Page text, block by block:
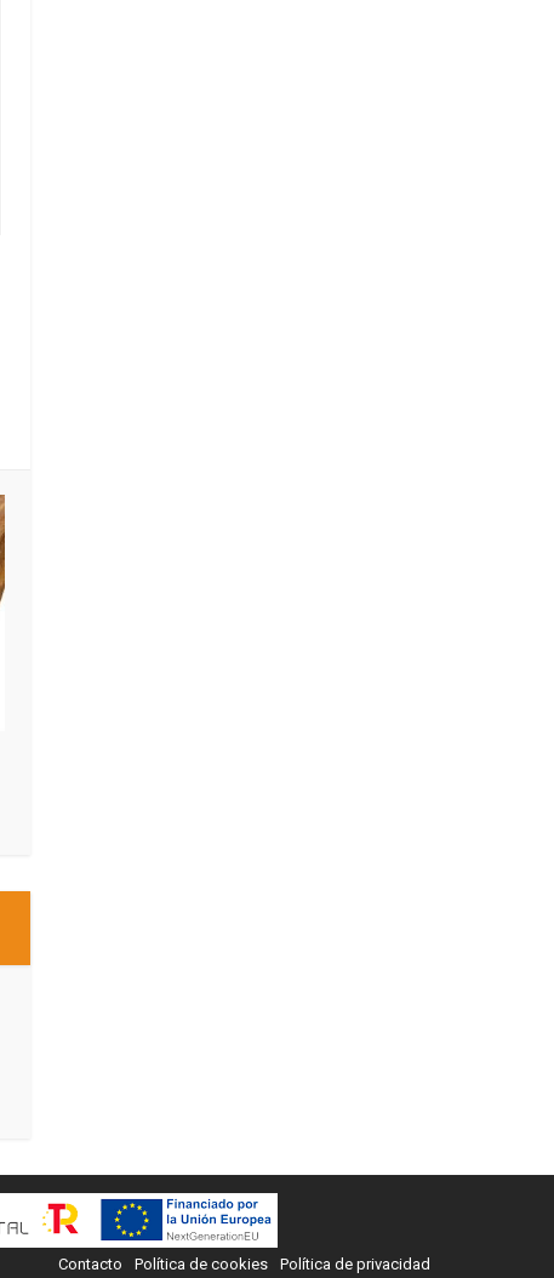
Contacto Política de cookies Política de privacidad